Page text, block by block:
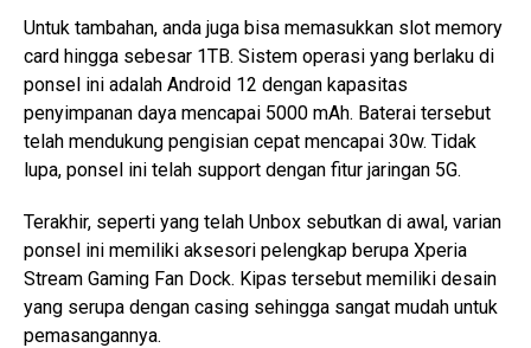
Untuk tambahan, anda juga bisa memasukkan slot memory
card hingga sebesar 1TB. Sistem operasi yang berlaku di
ponsel ini adalah Android 12 dengan kapasitas
penyimpanan daya mencapai 5000 mAh. Baterai tersebut
telah mendukung pengisian cepat mencapai 30w. Tidak
lupa, ponsel ini telah support dengan fitur jaringan 5G.
Terakhir, seperti yang telah Unbox sebutkan di awal, varian
ponsel ini memiliki aksesori pelengkap berupa Xperia
Stream Gaming Fan Dock. Kipas tersebut memiliki desain
yang serupa dengan casing sehingga sangat mudah untuk
pemasangannya.